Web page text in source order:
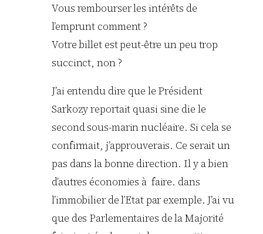
Vous rembourser les intérêts de
l’emprunt comment ?
Votre billet est peut-être un peu trop
succinct, non ?
J’ai entendu dire que le Président
Sarkozy reportait quasi sine die le
second sous-marin nucléaire. Si cela se
confirmait, j’approuverais. Ce serait un
pas dans la bonne direction. Il y a bien
d’autres économies à faire. dans
l’immobilier de l’Etat par exemple. J’ai vu
que des Parlementaires de la Majorité